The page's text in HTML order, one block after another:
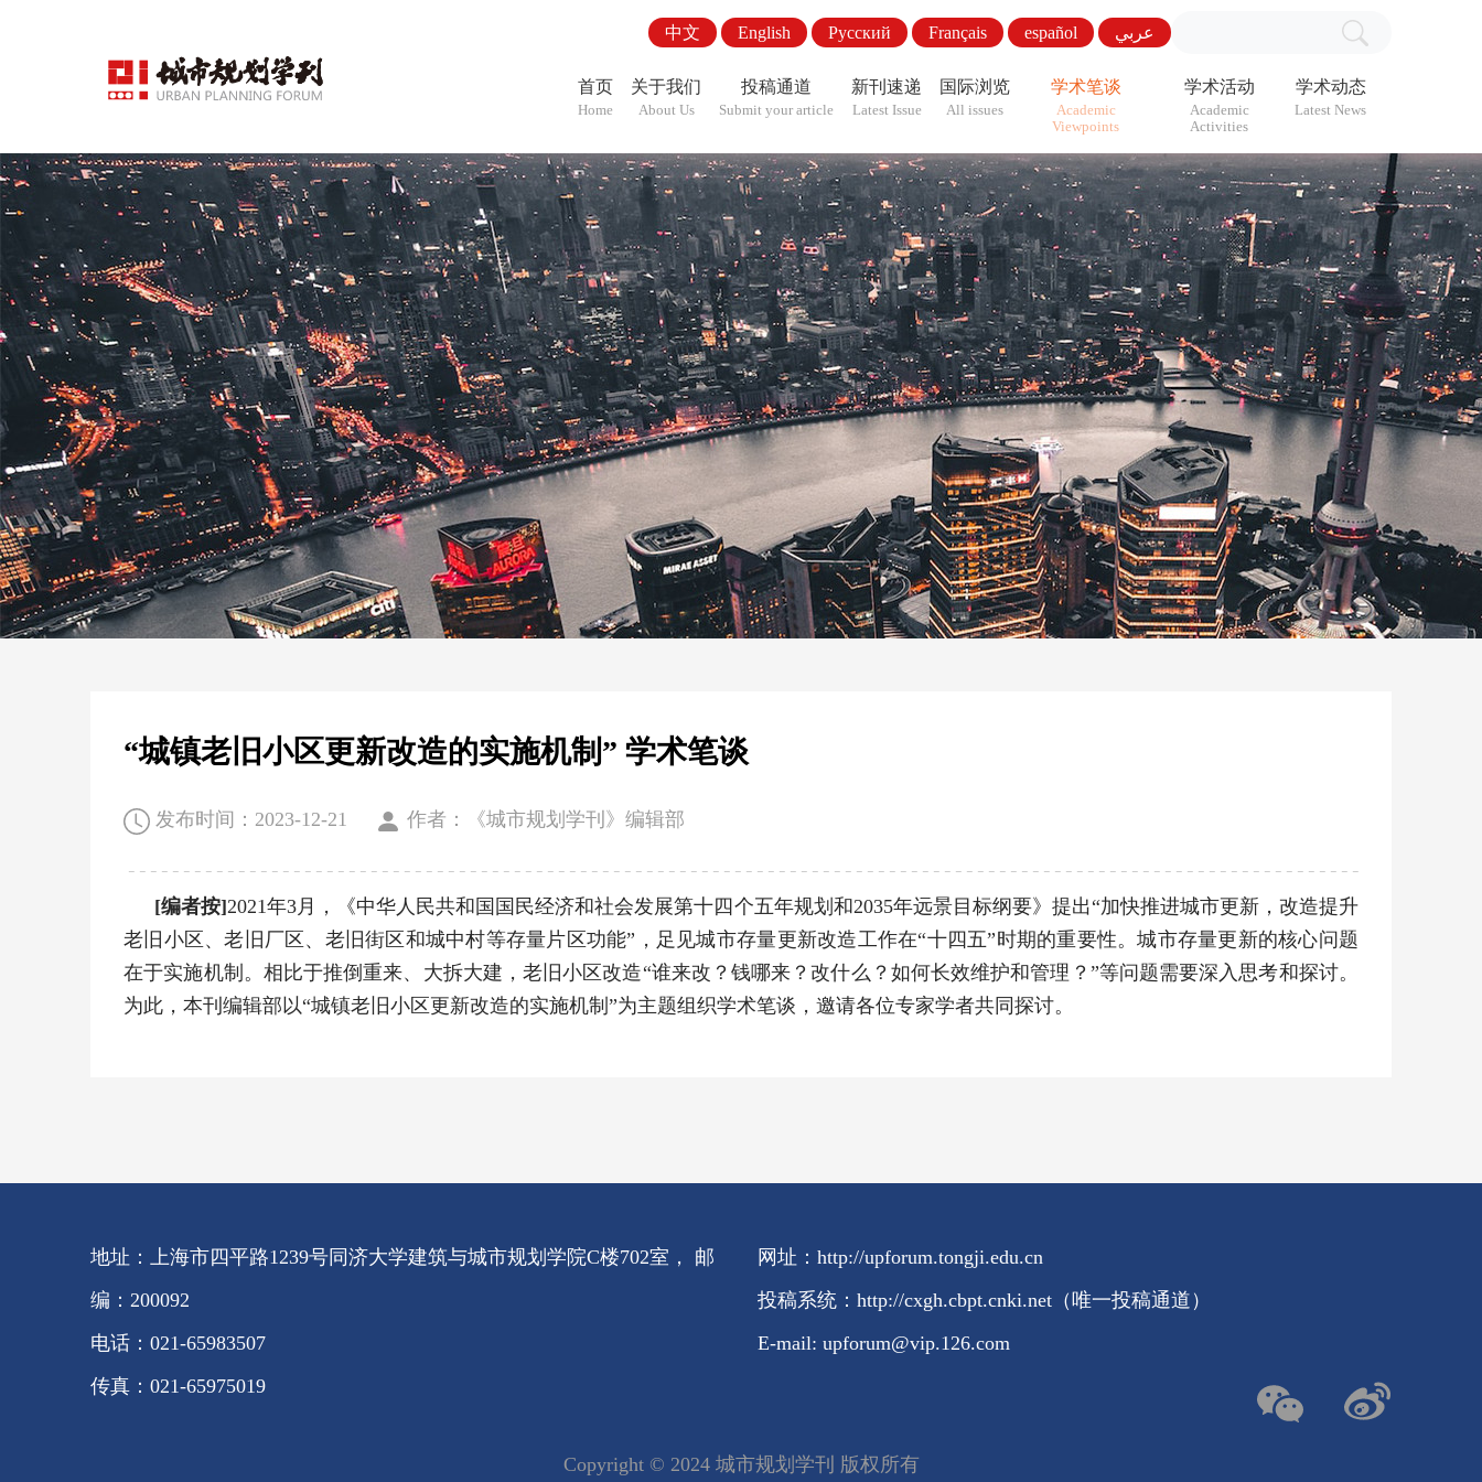
中文 English Pусский Français español عربي
首页
Home
关于我们
About Us
投稿通道
Submit your article
新刊速递
Latest Issue
国际浏览
All issues
学术笔谈
Academic
Viewpoints
学术活动
Academic
Activities
学术动态
Latest News
“城镇老旧小区更新改造的实施机制” 学术笔谈
发布时间：2023-12-21 作者：《城市规划学刊》编辑部
[编者按]2021年3月，《中华人民共和国国民经济和社会发展第十四个五年规划和2035年远景目标纲要》提出“加快推进城市更新，改造提升
老旧小区、老旧厂区、老旧街区和城中村等存量片区功能”，足见城市存量更新改造工作在“十四五”时期的重要性。城市存量更新的核心问题
在于实施机制。相比于推倒重来、大拆大建，老旧小区改造“谁来改？钱哪来？改什么？如何长效维护和管理？”等问题需要深入思考和探讨。
为此，本刊编辑部以“城镇老旧小区更新改造的实施机制”为主题组织学术笔谈，邀请各位专家学者共同探讨。
地址：上海市四平路1239号同济大学建筑与城市规划学院C楼702室， 邮
编：200092
电话：021-65983507
传真：021-65975019
网址：http://upforum.tongji.edu.cn
投稿系统：http://cxgh.cbpt.cnki.net（唯一投稿通道）
E-mail: upforum@vip.126.com
Copyright ©️ 2024 城市规划学刊 版权所有